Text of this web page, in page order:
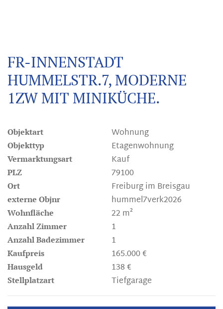
FR-INNENSTADT
HUMMELSTR.7, MODERNE
1ZW MIT MINIKÜCHE.
Objektart Wohnung
Objekttyp Etagenwohnung
Vermarktungsart Kauf
PLZ 79100
Ort Freiburg im Breisgau
externe Objnr hummel7verk2026
Wohnfläche 22 m²
Anzahl Zimmer 1
Anzahl Badezimmer 1
Kaufpreis 165.000 €
Hausgeld 138 €
Stellplatzart Tiefgarage